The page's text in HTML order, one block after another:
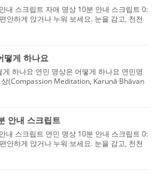
내 스크립트 자애 명상 10분 안내 스크립트 0:
안하게 앉거나 누워 보세요. 눈을 감고, 천천
음을 이 순간에 놓아둡니다.” 1:00 – 3:00 자
떻게 하나요
게 하나요 연민 명상은 어떻게 하나요 연민명
상(Compassion Meditation, Karuṇā Bhāvan
마음을 기르는 명상입니다. 자비 명상(Mett
안내 스크립트
내 스크립트 연민 명상 10분 안내 스크립트 0:
안하게 앉거나 누워 보세요. 눈을 감고, 천천
과 마음을 이 순간에 놓아둡니다.” 1:00 – 3:00